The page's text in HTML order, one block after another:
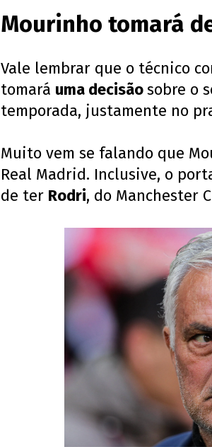
Mourinho tomará
Vale lembrar que o técnico
tomará uma decisãosobre o
temporada, justamente no
Muito vem se falando que
Real Madrid. Inclusive, o
de ter Rodri, do Manchester